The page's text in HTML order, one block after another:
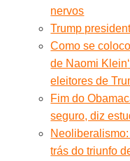
nervos
Trump
Como se
de Naomi Klein
eleitores de
Fim do
seguro, diz
trás do triunfo